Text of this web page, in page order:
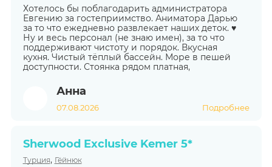
Хотелось бы поблагодарить администратора
Евгению за гостеприимство. Аниматора Дарью
за то что ежедневно развлекает наших деток. ♥️
Ну и весь персонал (не знаю имен), за то что
поддерживают чистоту и порядок. Вкусная
кухня. Чистый тёплый бассейн. Море в пешей
доступности. Стоянка рядом платная,
Анна
07.08.2026 Подробнее
Sherwood Exclusive Kemer 5*
Турция, Гёйнюк